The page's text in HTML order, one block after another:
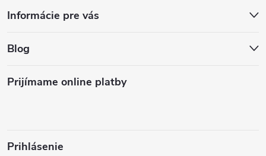
Informácie pre vás
Blog
Prijímame online platby
Prihlásenie